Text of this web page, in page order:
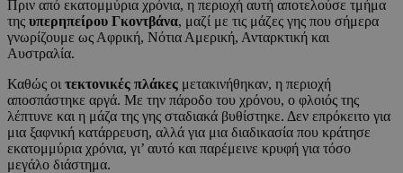
Πριν από εκατομμύρια χρόνια, η περιοχή αυτή αποτελούσε τμήμα
της υπερηπείρου Γκοντβάνα, μαζί με τις μάζες γης που σήμερα
γνωρίζουμε ως Αφρική, Νότια Αμερική, Ανταρκτική και
Αυστραλία.
Καθώς οι τεκτονικές πλάκες μετακινήθηκαν, η περιοχή
αποσπάστηκε αργά. Με την πάροδο του χρόνου, ο φλοιός της
λέπτυνε και η μάζα της γης σταδιακά βυθίστηκε. Δεν επρόκειτο για
μια ξαφνική κατάρρευση, αλλά για μια διαδικασία που κράτησε
εκατομμύρια χρόνια, γι’ αυτό και παρέμεινε κρυφή για τόσο
μεγάλο διάστημα.